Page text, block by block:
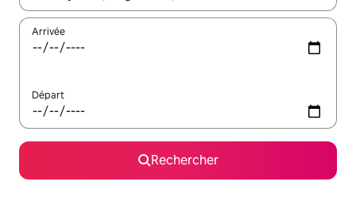
Arrivée
Départ
Rechercher